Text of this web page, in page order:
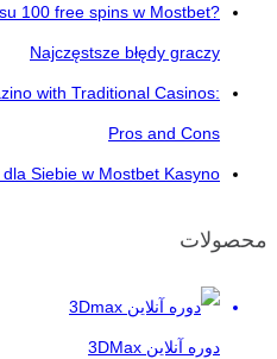
100 free spins w Mostbet?
Najczęstsze błędy graczy
with Traditional Casinos:
Pros and Cons
Siebie w Mostbet Kasyno
محصولات
دوره آنلاین 3DMax